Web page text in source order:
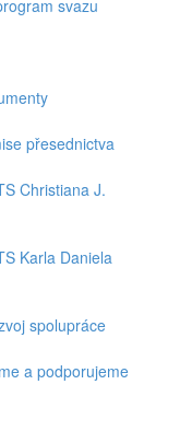
svazu
přesednictva
Christiana J.
Karla Daniela
spolupráce
a podporujeme